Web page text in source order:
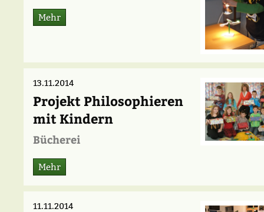
Mehr
13.11.2014
Projekt Philosophieren
mit Kindern
Bücherei
Mehr
11.11.2014